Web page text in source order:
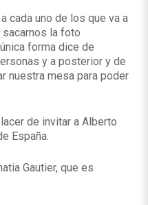
cada uno de los que va a
sacarnos la foto
forma dice de
y a posterior y de
nuestra mesa para poder
de invitar a Alberto
España.
Gautier, que es